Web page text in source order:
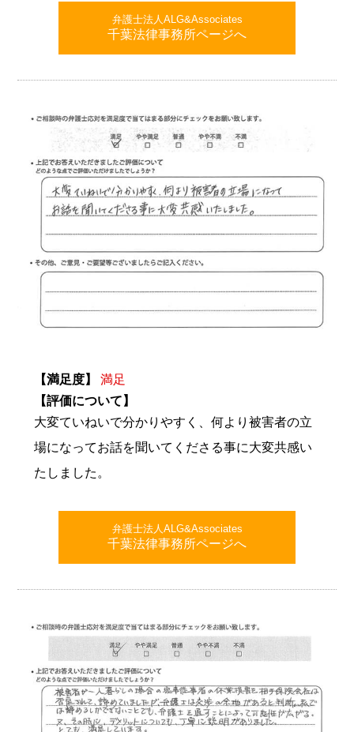
弁護士法人ALG&Associates
千葉法律事務所ページへ
【満足度】
満足
【評価について】
大変ていねいで分かりやすく、何より被害者の立
場になってお話を聞いてくださる事に大変共感い
たしました。
弁護士法人ALG&Associates
千葉法律事務所ページへ